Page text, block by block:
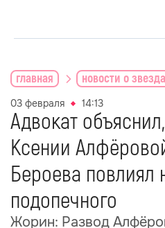
главная новости о
03 февраля 14:13
Адвокат
Ксении
Бероева повлиял
подопечного
Жорин: Развод